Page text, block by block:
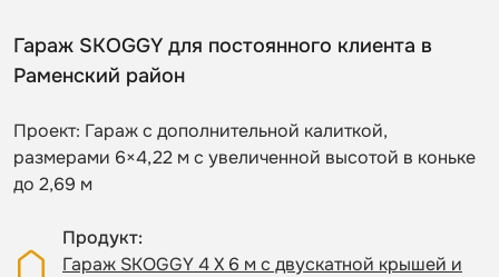
Гараж SKOGGY для постоянного клиента в
Раменский район
Проект: Гараж с дополнительной калиткой,
размерами 6×4,22 м с увеличенной высотой в коньке
до 2,69 м
Продукт
Гараж SKOGGY 4 Х 6 м с двускатной крышей и